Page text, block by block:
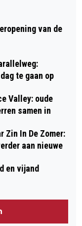
QUEEN'
VEEL TE
van de
te gaan op
Valley: oude
samen in
Zin In De Zomer:
aan nieuwe
en vijand